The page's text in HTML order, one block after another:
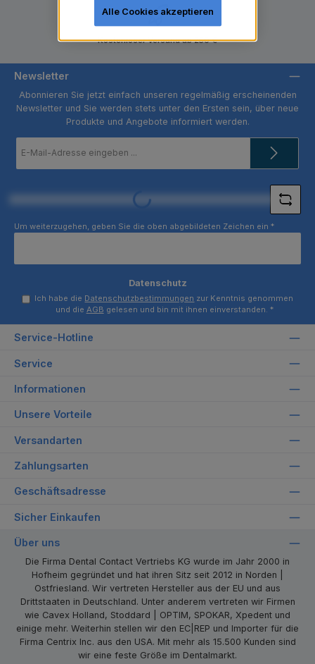
Kostenloser Versand ab 250 €
Newsletter
Abonnieren Sie jetzt einfach unseren regelmäßig erscheinenden
Newsletter und Sie werden stets unter den Ersten sein, über neue
Produkte und Angebote informiert werden.
Mail-
Loading...
Um weiterzugehen, geben Sie die oben abgebildeten Zeichen ein *
Datenschutz
Ich habe die Datenschutzbestimmungen zur Kenntnis genommen
und die AGB gelesen und bin mit ihnen einverstanden. *
Service-Hotline
Service
Informationen
Unsere Vorteile
Versandarten
Zahlungsarten
Geschäftsadresse
Sicher Einkaufen
Über uns
Die Firma Dental Contact Vertriebs KG wurde im Jahr 2000 in
Hofheim gegründet und hat ihren Sitz seit 2012 in Norden |
Ostfriesland. Wir vertreten Hersteller aus der EU und aus
Drittstaaten in Deutschland. Unter anderem vertreten wir Firmen
wie Cavex Holland, Stoddard | OPTIM, SPOKAR, Xpedent und
einige mehr. Weiterhin stellen wir den EC|REP und Importer für die
Firma Centrix Inc. aus den USA. Mit mehr als 15.500 Kunden sind
wir eine feste Größe im Dentalmarkt.
Alle Cookies akzeptieren